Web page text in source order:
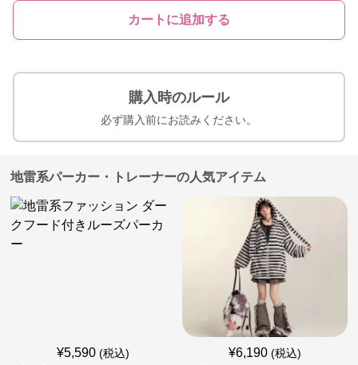
カートに追加する
購入時のルール
必ず購入前にお読みください。
地雷系パーカー・トレーナーの人気アイテム
¥5,590 (税込) ¥6,190 (税込)